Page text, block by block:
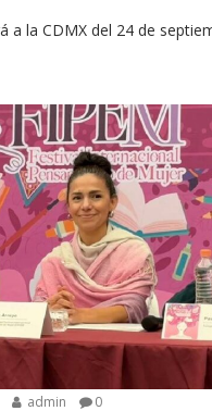
a la CDMX del 24 de
admin 0